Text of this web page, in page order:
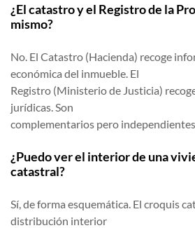
¿El catastro y el Registro de la
mismo?
No. El Catastro (Hacienda) recoge
económica del inmueble. El
Registro (Ministerio de Justicia)
jurídicas. Son
complementarios pero
¿Puedo ver el interior de una
catastral?
Sí, de forma esquemática. El croquis
distribución interior